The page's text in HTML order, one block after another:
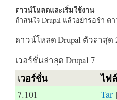
ดาวน์โหลดและเริ่มใช้งาน
ถ้าสนใจ Drupal แล้วอย่ารอช้า
ดาวน์โหลด Drupal ตัวล่าสุด
เวอร์ชั่นล่าสุด Drupal 7
เวอร์ชั่น ไฟล์
7.101 Tar|